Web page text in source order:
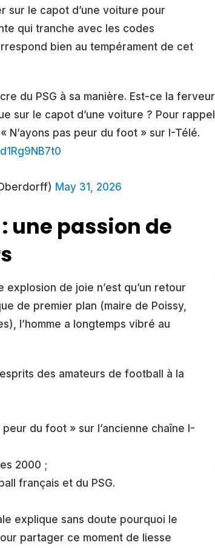
sur le capot d’une voiture pour
qui tranche avec les codes
bien au tempérament de cet
du PSG à sa manière. Est-ce la ferveur
sur le capot d’une voiture ? Pour rappel,
N’ayons pas peur du foot » sur I-Télé.
May 31, 2026
une passion de
de joie n’est qu’un retour
de premier plan (maire de Poissy,
l’homme a longtemps vibré au
des amateurs de football à la
du foot » sur l’ancienne chaîne I-
2000 ;
français et du PSG.
explique sans doute pourquoi le
partager ce moment de liesse